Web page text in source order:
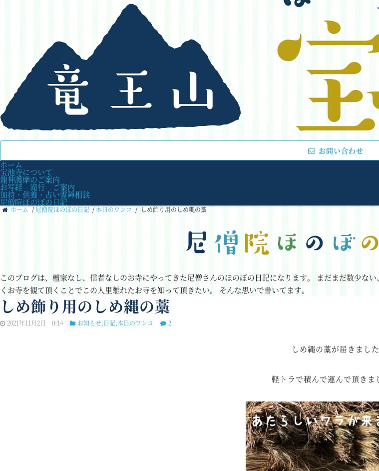
お問い合わせ
ホーム
宝池寺について
龍神護摩のご案内
お写経 滝行 ご案内
加持・供養・占い霊障相談
尼僧院ほのぼの日記
ホーム /尼僧院ほのぼの日記 /本日のワンコ / しめ飾り用のしめ縄の藁
このブログは、檀家なし、信者なしのお寺にやってきた尼僧さんのほのぼの日記になります。 まだまだ数少な
くお寺を観て頂くことでこの人里離れたお寺を知って頂きたい。 そんな思いで書いてます。
しめ飾り用のしめ縄の藁
2021年11月2日 0:14 お知らせ,日記,本日のワンコ 2
しめ縄の藁が届きました
軽トラで積んで運んで頂きま